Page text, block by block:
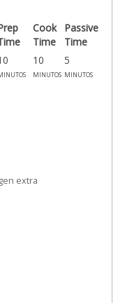
Cook
Time
Passive
Time
10
minutos
5
minutos
extra